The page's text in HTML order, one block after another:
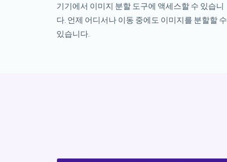
기기에서 이미지 분할 도구에 액세스할 수 있습니
다. 언제 어디서나 이동 중에도 이미지를 분할할 수
있습니다.